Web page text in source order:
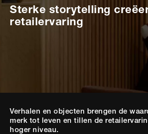
Sterke storytelling
retailervaring
Verhalen en objecten brengen de
merk tot leven en tillen de
hoger niveau.